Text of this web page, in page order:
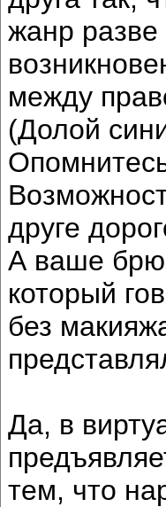
жанр разве
между
(Долой
друге
А ваше
который
без
Да, в
тем, что